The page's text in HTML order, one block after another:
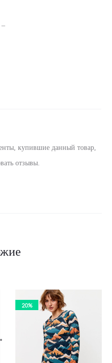
–
купившие данный товар,
отзывы.
20%